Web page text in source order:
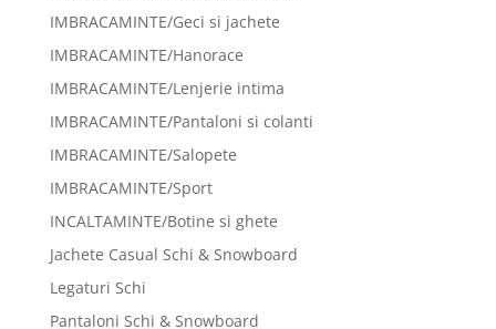
IMBRACAMINTE/Geci si jachete
IMBRACAMINTE/Hanorace
IMBRACAMINTE/Lenjerie intima
IMBRACAMINTE/Pantaloni si colanti
IMBRACAMINTE/Salopete
IMBRACAMINTE/Sport
INCALTAMINTE/Botine si ghete
Jachete Casual Schi & Snowboard
Legaturi Schi
Pantaloni Schi & Snowboard